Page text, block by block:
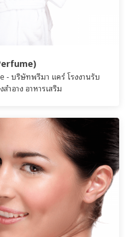
- บริษัทพรีมา แคร์ โรงงานรับ
ำอาง อาหารเสริม